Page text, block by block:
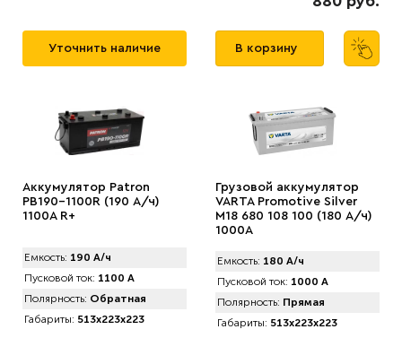
Уточнить наличие В корзину
Аккумулятор Patron
PB190-1100R (190 А/ч)
1100A R+
Емкость: 190 А/ч
Пусковой ток: 1100 А
Полярность: Обратная
Габариты: 513x223x223
Грузовой аккумулятор
VARTA Promotive Silver
M18 680 108 100 (180 А/ч)
1000А
Емкость: 180 А/ч
Пусковой ток: 1000 А
Полярность: Прямая
Габариты: 513x223x223